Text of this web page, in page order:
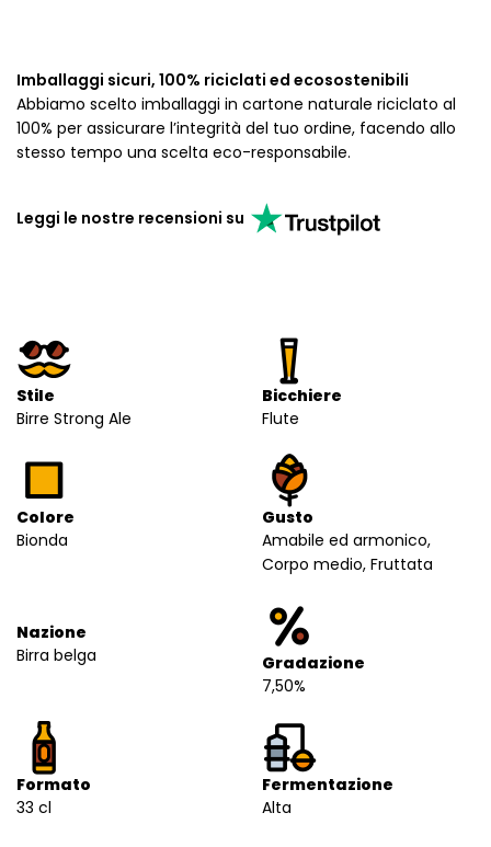
Imballaggi sicuri, 100% riciclati ed ecosostenibili
Abbiamo scelto imballaggi in cartone naturale riciclato al
100% per assicurare l’integrità del tuo ordine, facendo allo
stesso tempo una scelta eco-responsabile.
Leggi le nostre recensioni su
Stile
Birre Strong Ale
Bicchiere
Flute
Colore
Bionda
Gusto
Amabile ed armonico,
Corpo medio, Fruttata
Nazione
Birra belga
Gradazione
7,50%
Formato
33 cl
Fermentazione
Alta